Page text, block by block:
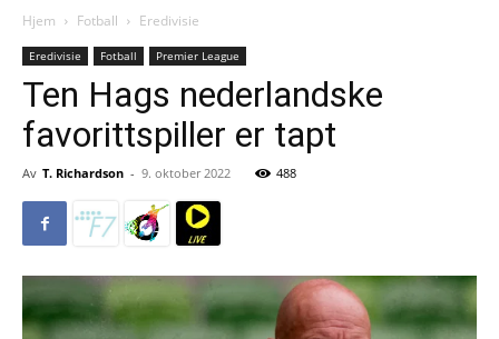
Hjem Fotball Eredivisie
Eredivisie Fotball Premier League
Ten Hags nederlandske
favorittspiller er tapt
Av T. Richardson - 9. oktober 2022 488